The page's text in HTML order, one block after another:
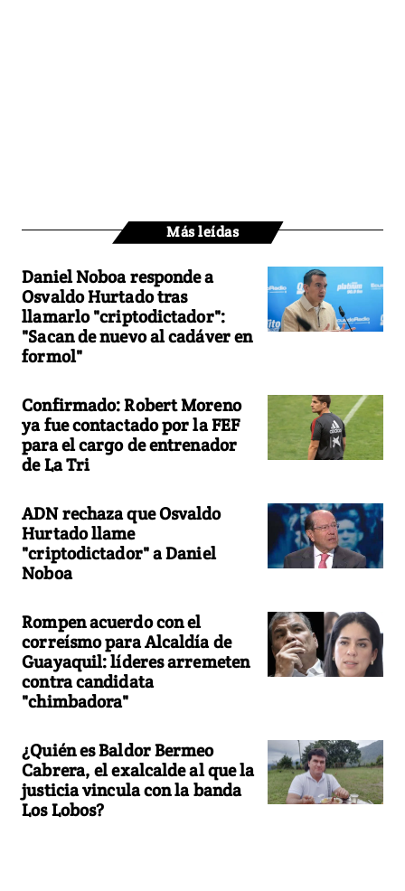
Más leídas
Daniel Noboa responde a
Osvaldo Hurtado tras
llamarlo "criptodictador":
"Sacan de nuevo al cadáver en
formol"
Confirmado: Robert Moreno
ya fue contactado por la FEF
para el cargo de entrenador
de La Tri
ADN rechaza que Osvaldo
Hurtado llame
"criptodictador" a Daniel
Noboa
Rompen acuerdo con el
correísmo para Alcaldía de
Guayaquil: líderes arremeten
contra candidata
"chimbadora"
¿Quién es Baldor Bermeo
Cabrera, el exalcalde al que la
justicia vincula con la banda
Los Lobos?